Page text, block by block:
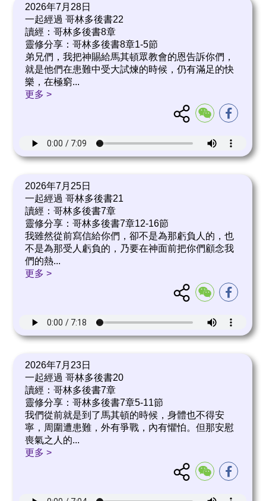
2026年7月28日
一起經過 哥林多後書22
讀經：哥林多後書8章
靈修分享：哥林多後書8章1-5節
弟兄們，我把神賜給馬其頓眾教會的恩告訴你們，
就是他們在患難中受大試煉的時候，仍有滿足的快
樂，在極窮...
更多 >
2026年7月25日
一起經過 哥林多後書21
讀經：哥林多後書7章
靈修分享：哥林多後書7章12-16節
我雖然從前寫信給你們，卻不是為那虧負人的，也
不是為那受人虧負的，乃要在神面前把你們顧念我
們的熱...
更多 >
2026年7月23日
一起經過 哥林多後書20
讀經：哥林多後書7章
靈修分享：哥林多後書7章5-11節
我們從前就是到了馬其頓的時候，身體也不得安
寧，周圍遭患難，外有爭戰，內有懼怕。但那安慰
喪氣之人的...
更多 >